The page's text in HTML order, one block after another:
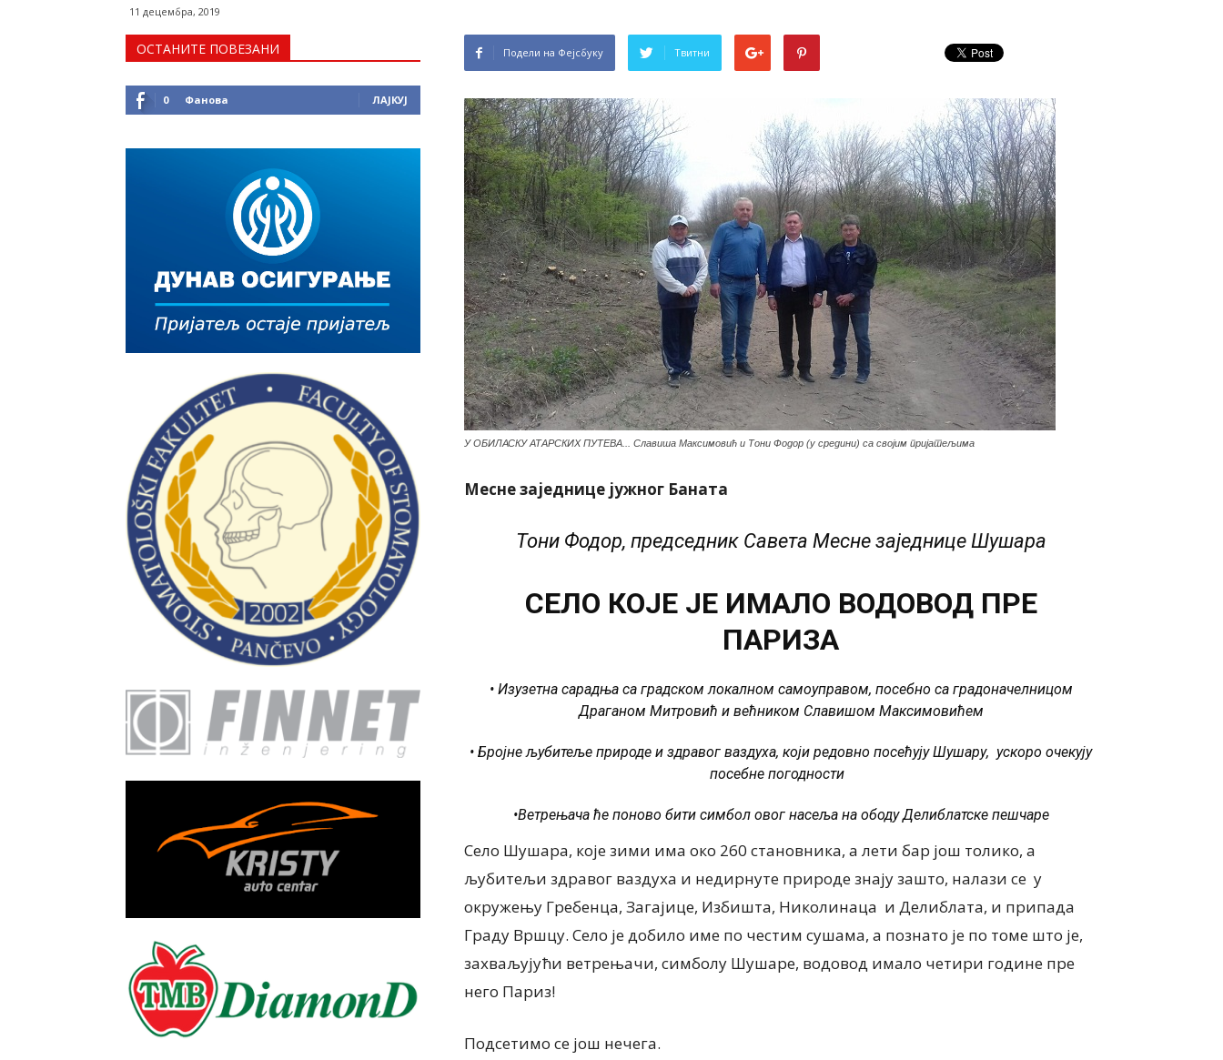
11 децембра, 2019
Подели на Фејсбуку Твитни
У ОБИЛАСКУ АТАРСКИХ ПУТЕВА... Славиша Максимовић и Тони Фодор (у средини) са својим пријатељима
Месне заједнице јужног Баната
Тони Фодор, председник Савета Месне заједнице Шушара
СЕЛО КОЈЕ ЈЕ ИМАЛО ВОДОВОД ПРЕ
ПАРИЗА
• Изузетна сарадња са градском локалном самоуправом, посебно са градоначелницом
Драганом Митровић и већником Славишом Максимовићем
• Бројне љубитеље природе и здравог ваздуха, који редовно посећују Шушару, ускоро очекују
посебне погодности
•Ветрењача ће поново бити симбол овог насеља на ободу Делиблатске пешчаре
Село Шушара, које зими има око 260 становника, а лети бар још толико, а
љубитељи здравог ваздуха и недирнуте природе знају зашто, налази се у
окружењу Гребенца, Загајице, Избишта, Николинаца и Делиблата, и припада
Граду Вршцу. Село је добило име по честим сушама, а познато је по томе што је,
захваљујући ветрењачи, симболу Шушаре, водовод имало четири године пре
него Париз!
Подсетимо се још нечега.
ОСТАНИТЕ ПОВЕЗАНИ
0 Фанова ЛАЈКУЈ